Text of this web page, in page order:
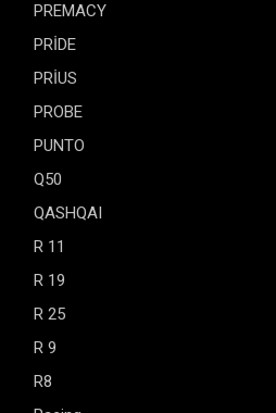
PREMACY
PRİDE
PRİUS
PROBE
PUNTO
Q50
QASHQAI
R 11
R 19
R 25
R 9
R8